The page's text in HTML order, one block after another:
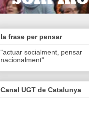
la frase per pensar
"actuar socialment, pensar
nacionalment"
Canal UGT de Catalunya